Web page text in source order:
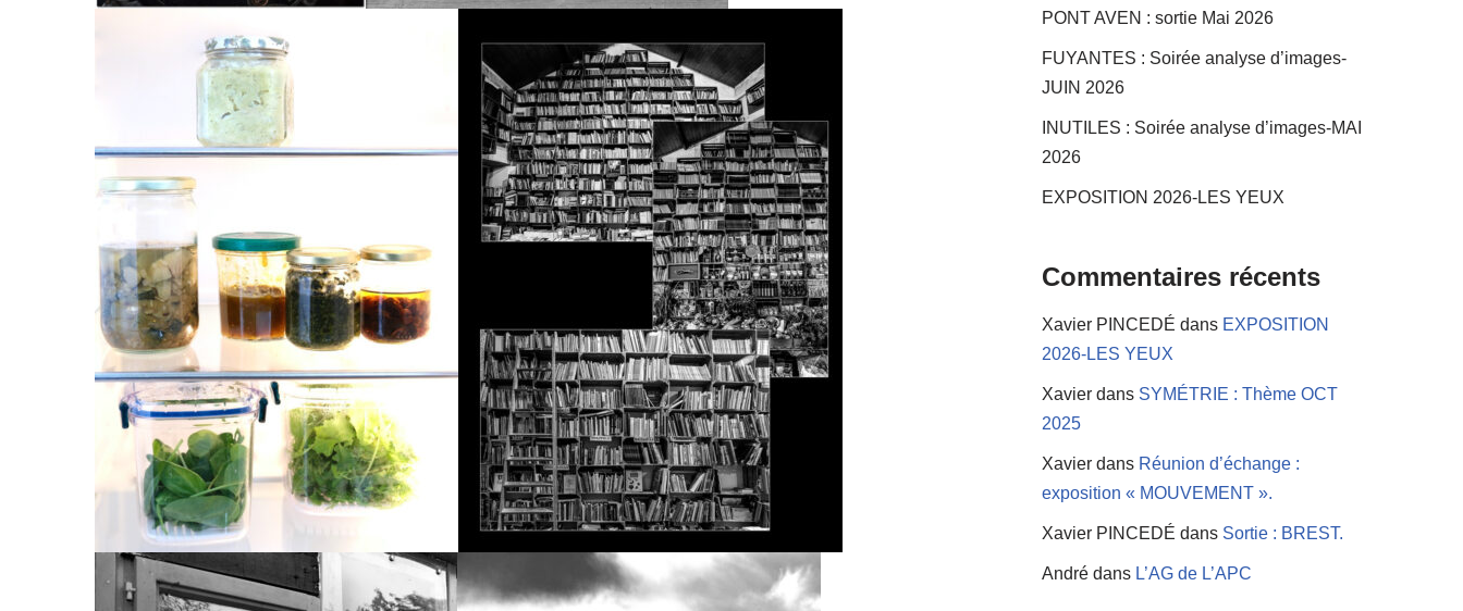
PONT AVEN : sortie Mai 2026
FUYANTES : Soirée analyse d’images-
JUIN 2026
INUTILES : Soirée analyse d’images-MAI
2026
EXPOSITION 2026-LES YEUX
Commentaires récents
Xavier PINCEDÉ dans EXPOSITION
2026-LES YEUX
Xavier dans SYMÉTRIE : Thème OCT
2025
Xavier dans Réunion d’échange :
exposition « MOUVEMENT ».
Xavier PINCEDÉ dans Sortie : BREST.
André dans L’AG de L’APC